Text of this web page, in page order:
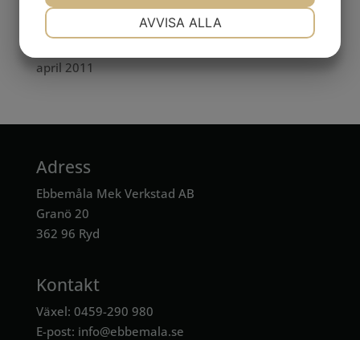
maj 2012
januari 2012
april 2011
Adress
Ebbemåla Mek Verkstad AB
Granö 20
362 96 Ryd
Kontakt
Växel: 0459-290 980
E-post: info@ebbemala.se
MARKNADSFÖRING
AVVISA ALLA